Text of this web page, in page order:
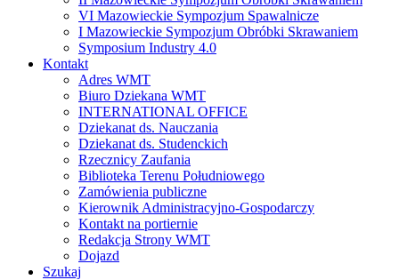
VI Mazowieckie Sympozjum Spawalnicze
I Mazowieckie Sympozjum Obróbki Skrawaniem
Symposium Industry 4.0
Kontakt
Adres WMT
Biuro Dziekana WMT
INTERNATIONAL OFFICE
Dziekanat ds. Nauczania
Dziekanat ds. Studenckich
Rzecznicy Zaufania
Biblioteka Terenu Południowego
Zamówienia publiczne
Kierownik Administracyjno-Gospodarczy
Kontakt na portiernie
Redakcja Strony WMT
Dojazd
Szukaj